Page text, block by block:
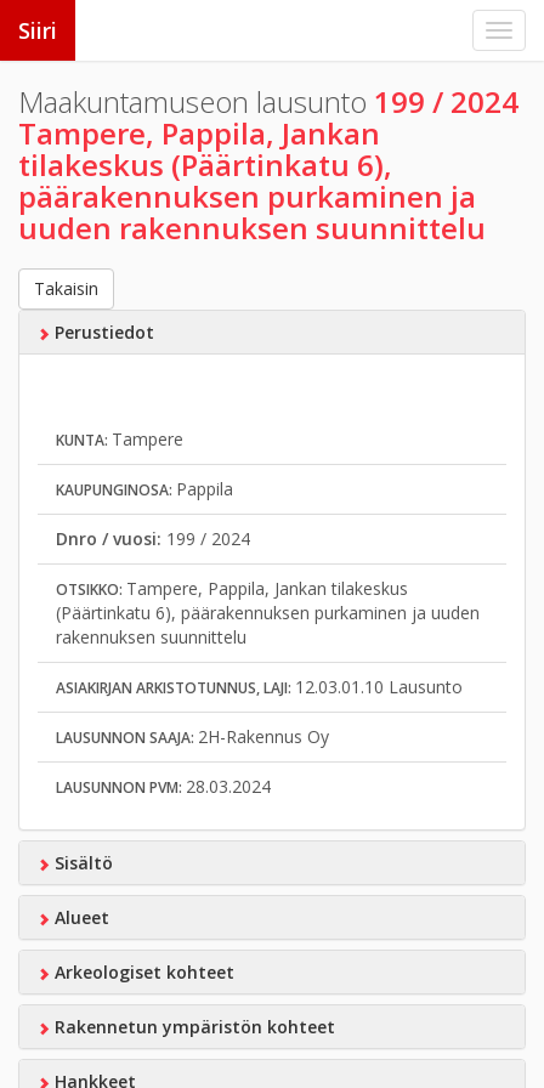
Siiri
Maakuntamuseon lausunto 199 / 2024
Tampere, Pappila, Jankan
tilakeskus (Päärtinkatu 6),
päärakennuksen purkaminen ja
uuden rakennuksen suunnittelu
Takaisin
Perustiedot
KUNTA: Tampere
KAUPUNGINOSA: Pappila
Dnro / vuosi: 199 / 2024
OTSIKKO: Tampere, Pappila, Jankan tilakeskus
(Päärtinkatu 6), päärakennuksen purkaminen ja uuden
rakennuksen suunnittelu
ASIAKIRJAN ARKISTOTUNNUS, LAJI: 12.03.01.10 Lausunto
LAUSUNNON SAAJA: 2H-Rakennus Oy
LAUSUNNON PVM: 28.03.2024
Sisältö
Alueet
Arkeologiset kohteet
Rakennetun ympäristön kohteet
Hankkeet